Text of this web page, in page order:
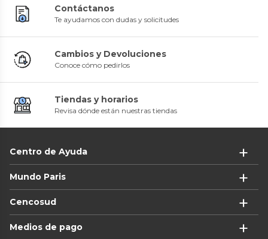
Contáctanos
Te ayudamos con dudas y solicitudes
Cambios y Devoluciones
Conoce cómo pedirlos
Tiendas y horarios
Revisa dónde están nuestras tiendas
Centro de Ayuda
Mundo Paris
Cencosud
Medios de pago